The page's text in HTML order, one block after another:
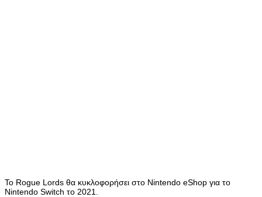
Το Rogue Lords θα κυκλοφορήσει στο Nintendo eShop για το
Nintendo Switch το 2021.